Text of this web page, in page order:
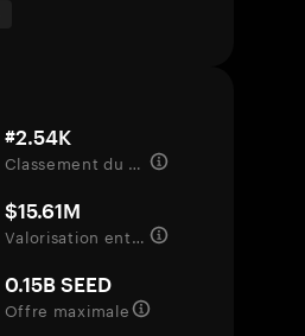
#2.54K
Classement du marché
$15.61M
Valorisation entièrement diluée
0.15B SEED
Offre maximale